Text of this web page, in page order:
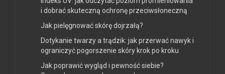
i dobrać skuteczną ochronę przeciwsłoneczną
Jak pielęgnować skórę dojrzałą?
Dotykanie twarzy a trądzik: jak przerwać nawyk i
ograniczyć pogorszenie skóry krok po kroku
Jak poprawić wygląd i pewność siebie?